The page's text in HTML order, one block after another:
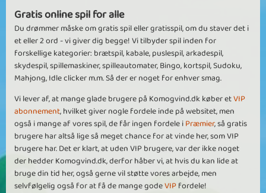
Gratis online spil for alle
Du drømmer måske om gratis spil eller gratisspil, om du staver det i
et eller 2 ord - vi giver dig begge! Vi tilbyder spil inden for
forskellige kategorier: brætspil, kabale, puslespil, arkadespil,
skydespil, spillemaskiner, spilleautomater, Bingo, kortspil, Sudoku,
Mahjong, Idle clicker m.m. Så der er noget for enhver smag.
Vi lever af, at mange glade brugere på Komogvind.dk køber etVIP
abonnement, hvilket giver nogle fordele inde på websitet, men
også i mange af vores spil, de får ingen fordele iPræmier, så gratis
brugere har altså lige så meget chance for at vinde her, som VIP
brugere har. Det er klart, at uden VIP brugere, var der ikke noget
der hedder Komogvind.dk, derfor håber vi, at hvis du kan lide at
bruge din tid her, også gerne vil støtte vores arbejde, men
selvfølgelig også for at få de mange godeVIPfordele!